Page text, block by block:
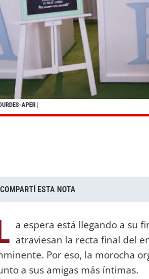
APER |
COMPARTÍ ESTA NOTA
a espera está llegando a su
atraviesan la recta final del
Por eso, la morocha
a sus amigas más íntimas.